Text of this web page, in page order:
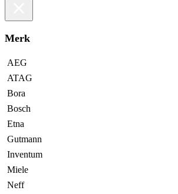
Merk
AEG
ATAG
Bora
Bosch
Etna
Gutmann
Inventum
Miele
Neff